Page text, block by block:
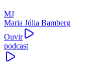
MJ
Maria Júlia Bamberg
Ouvir
podcast